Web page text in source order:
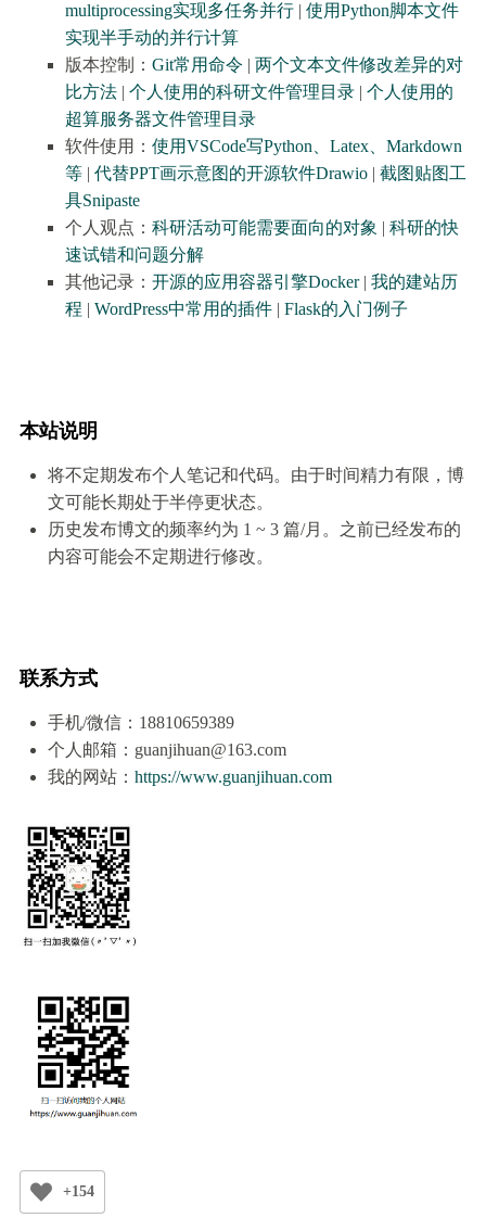
multiprocessing实现多任务并行| 使用Python脚本文件
实现半手动的并行计算
版本控制： Git常用命令 | 两个文本文件修改差异的对
比方法| 个人使用的科研文件管理目录| 个人使用的
超算服务器文件管理目录
软件使用： 使用VSCode写Python、Latex、Markdown
等| 代替PPT画示意图的开源软件Drawio| 截图贴图工
具Snipaste
个人观点： 科研活动可能需要面向的对象 | 科研的快
速试错和问题分解
其他记录： 开源的应用容器引擎Docker| 我的建站历
程 | WordPress中常用的插件| Flask的入门例子
本站说明
将不定期发布个人笔记和代码。由于时间精力有限，博
文可能长期处于半停更状态。
历史发布博文的频率约为 1 ~ 3 篇/月。之前已经发布的
内容可能会不定期进行修改。
联系方式
手机/微信：18810659389
个人邮箱：guanjihuan@163.com
我的网站： https://www.guanjihuan.com
+154